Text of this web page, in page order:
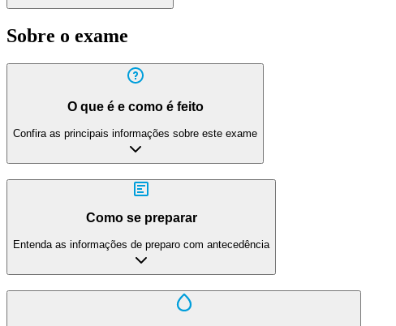
Sobre o exame
O que é e como é feito
Confira as principais informações sobre este exame
Como se preparar
Entenda as informações de preparo com antecedência